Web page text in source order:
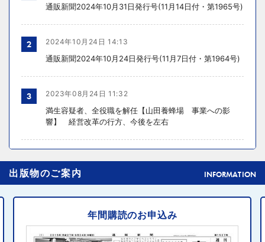
通販新聞2024年10月31日発行号(11月14日付・第1965号)
2 2024年10月24日 14:13
通販新聞2024年10月24日発行号(11月7日付・第1964号)
3 2023年08月24日 11:32
満生容疑者、全役職を解任【山田養蜂場 事業への影
響】 経営改革の行方、今後を左右
4
元ディノスの石川森生氏、ECのプロフェッショナルらの
共助型ネットワーク組織立ち上げ
2024年10月31日 14:10
消費者庁、美容液通販に特定商取引法違反で9カ月の業務
出版物のご案内 INFORMATION
年間購読のお申込み